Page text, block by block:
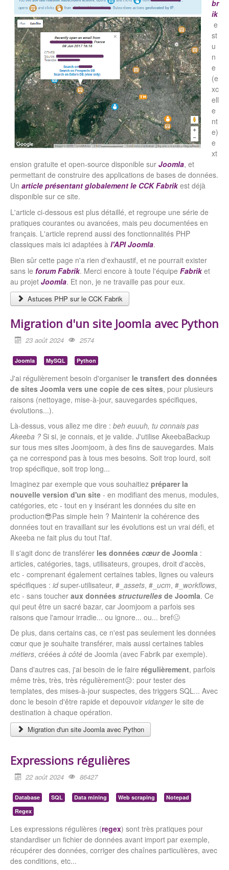
br
ik
e
st
u
n
e
(e
xc
ell
e
nt
e)
e
xt
ension gratuite et open-source disponible sur Joomla, et
permettant de construire des applications de bases de données.
Un article présentant globalement le CCK Fabrikest déjà
disponible sur ce site.
L'article ci-dessous est plus détaillé, et regroupe une série de
pratiques courantes ou avancées, mais peu documentées en
français. L'article reprend aussi des fonctionnalités PHP
classiques mais ici adaptées à l'API Joomla.
Bien sûr cette page n'a rien d'exhaustif, et ne pourrait exister
sans le forum Fabrik. Merci encore à toute l'équipe Fabriket
au projet Joomla. Et non, je ne travaille pas pour eux.
Astuces PHP sur le CCK Fabrik
Migration d'un site Joomla avec Python
23 août 2024 2574
Joomla MySQL Python
J'ai régulièrement besoin d'organiser le transfert des données
de sites Joomla vers une copie de ces sites, pour plusieurs
raisons (nettoyage, mise-à-jour, sauvegardes spécifiques,
évolutions...).
Là-dessus, vous allez me dire : beh euuuh, tu connais pas
Akeeba ? Si si, je connais, et je valide. J'utilise AkeebaBackup
sur tous mes sites Joomjoom, à des fins de sauvegardes. Mais
ça ne correspond pas à tous mes besoins. Soit trop lourd, soit
trop spécifique, soit trop long...
Imaginez par exemple que vous souhaitiez préparer la
nouvelle version d'un site - en modifiant des menus, modules,
catégories, etc - tout en y insérant les données du site en
production😎Pas simple hein ? Maintenir la cohérence des
données tout en travaillant sur les évolutions est un vrai défi, et
Akeeba ne fait plus du tout l'taf.
Il s'agit donc de transférer les données cœurde Joomla :
articles, catégories, tags, utilisateurs, groupes, droit d'accès,
etc - comprenant également certaines tables, lignes ou valeurs
spécifiques : idsuper-utilisateur, #_ assets, #_ ucm, #_ workflows,
etc - sans toucher aux données structurelles de Joomla. Ce
qui peut être un sacré bazar, car Joomjoom a parfois ses
raisons que l'amour irradie... ou ignore... ou... bref🥴
De plus, dans certains cas, ce n'est pas seulement les données
cœur que je souhaite transférer, mais aussi certaines tables
métiers, créées à côté de Joomla (avec Fabrik par exemple).
Dans d'autres cas, j'ai besoin de le faire régulièrement, parfois
même très, très, très régulièrement😥: pour tester des
templates, des mises-à-jour suspectes, des triggers SQL... Avec
donc le besoin d'être rapide et depouvoir vidangerle site de
destination à chaque opération.
Migration d'un site Joomla avec Python
Expressions régulières
22 août 2024 86427
Database SQL Data mining Web scraping
Notepad
Regex
Les expressions régulières (regex) sont très pratiques pour
standardiser un fichier de données avant import par exemple,
récupérer des données, corriger des chaînes particulières, avec
des conditions, etc...